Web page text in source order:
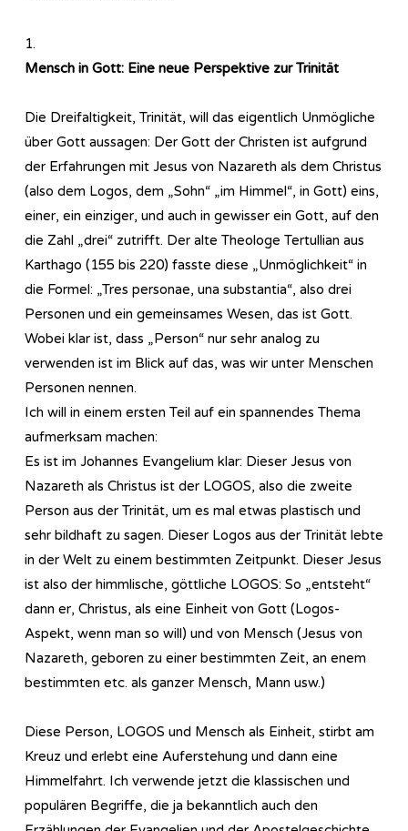
1.
Mensch in Gott: Eine neue Perspektive zur Trinität
Die Dreifaltigkeit, Trinität, will das eigentlich Unmögliche
über Gott aussagen: Der Gott der Christen ist aufgrund
der Erfahrungen mit Jesus von Nazareth als dem Christus
(also dem Logos, dem „Sohn“ „im Himmel“, in Gott) eins,
einer, ein einziger, und auch in gewisser ein Gott, auf den
die Zahl „drei“ zutrifft. Der alte Theologe Tertullian aus
Karthago (155 bis 220) fasste diese „Unmöglichkeit“ in
die Formel: „Tres personae, una substantia“, also drei
Personen und ein gemeinsames Wesen, das ist Gott.
Wobei klar ist, dass „Person“ nur sehr analog zu
verwenden ist im Blick auf das, was wir unter Menschen
Personen nennen.
Ich will in einem ersten Teil auf ein spannendes Thema
aufmerksam machen:
Es ist im Johannes Evangelium klar: Dieser Jesus von
Nazareth als Christus ist der LOGOS, also die zweite
Person aus der Trinität, um es mal etwas plastisch und
sehr bildhaft zu sagen. Dieser Logos aus der Trinität lebte
in der Welt zu einem bestimmten Zeitpunkt. Dieser Jesus
ist also der himmlische, göttliche LOGOS: So „entsteht“
dann er, Christus, als eine Einheit von Gott (Logos-
Aspekt, wenn man so will) und von Mensch (Jesus von
Nazareth, geboren zu einer bestimmten Zeit, an enem
bestimmten etc. als ganzer Mensch, Mann usw.)
Diese Person, LOGOS und Mensch als Einheit, stirbt am
Kreuz und erlebt eine Auferstehung und dann eine
Himmelfahrt. Ich verwende jetzt die klassischen und
populären Begriffe, die ja bekanntlich auch den